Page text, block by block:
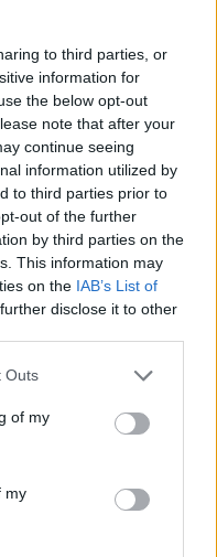
to third parties, or
information for
the below opt-out
note that after your
continue seeing
information utilized by
to third parties prior to
out of the further
by third parties on the
This information may
on the IAB’s List of
disclose it to other
Outs
of my
my